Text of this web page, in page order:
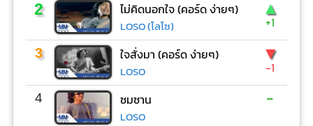
2 ไม่คิดนอกใจ (คอร์ด ง่ายๆ)
LOSO (โลโซ)
▲
+1
3 ใจสั่งมา (คอร์ด ง่ายๆ)
LOSO
▼
-1
4 ซมซาน
LOSO
-